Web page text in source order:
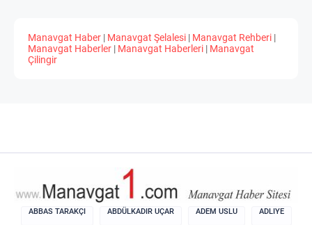
Manavgat Haber | Manavgat Şelalesi | Manavgat Rehberi |
Manavgat Haberler | Manavgat Haberleri | Manavgat
Çilingir
ABBAS TARAKÇI ABDÜLKADIR UÇAR ADEM USLU ADLIYE